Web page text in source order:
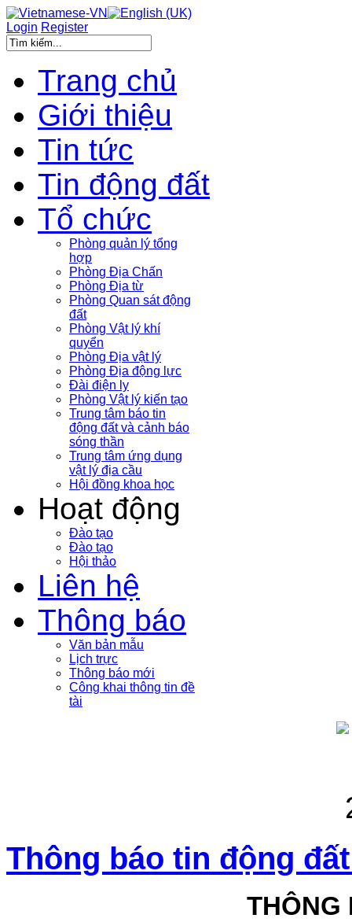
Login Register
Trang chủ
Giới thiệu
Tin tức
Tin động đất
Tổ chức
Phòng quản lý tổng
hợp
Phòng Địa Chấn
Phòng Địa từ
Phòng Quan sát động
đất
Phòng Vật lý khí
quyển
Phòng Địa vật lý
Phòng Địa động lực
Đài điện ly
Phòng Vật lý kiến tạo
Trung tâm báo tin
động đất và cảnh báo
sóng thần
Trung tâm ứng dụng
vật lý địa cầu
Hội đồng khoa học
Hoạt động
Đào tạo
Đào tạo
Hội thảo
Liên hệ
Thông báo
Văn bản mẫu
Lịch trực
Thông báo mới
Công khai thông tin đề
tài
Thông báo tin động